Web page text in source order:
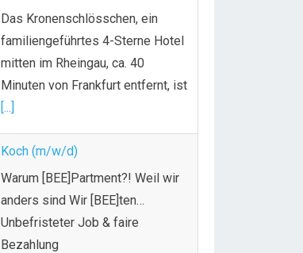
Das Kronenschlösschen, ein
familiengeführtes 4-Sterne Hotel
mitten im Rheingau, ca. 40
Minuten von Frankfurt entfernt, ist
[...]
Koch (m/w/d)
Warum [BEE]Partment?! Weil wir
anders sind Wir [BEE]ten…
Unbefristeter Job & faire
Bezahlung